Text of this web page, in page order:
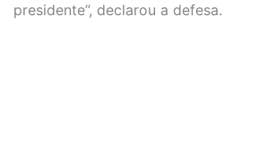
presidente”, declarou a defesa.